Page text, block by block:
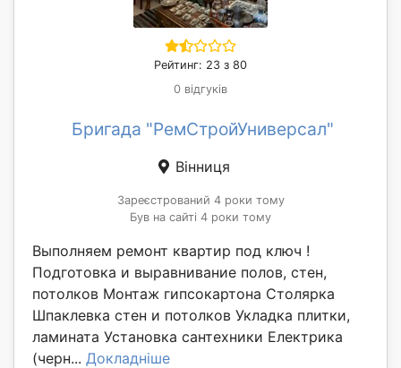
Рейтинг: 23 з 80
0 відгуків
Бригада "РемСтройУниверсал"
Вінниця
Зареєстрований 4 роки тому
Був на сайті 4 роки тому
Выполняем ремонт квартир под ключ !
Подготовка и выравнивание полов, стен,
потолков Монтаж гипсокартона Столярка
Шпаклевка стен и потолков Укладка плитки,
ламината Установка сантехники Електрика
(черн... Докладніше